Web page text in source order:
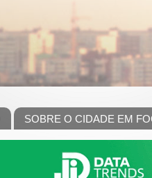
SOBRE O CIDADE EM